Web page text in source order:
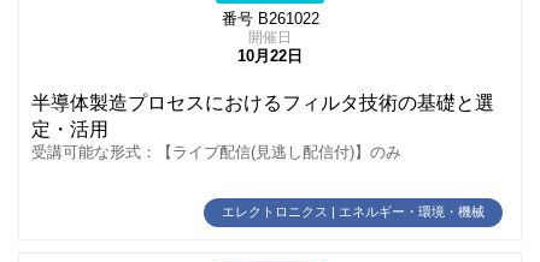
番号 B261022
開催日
10月22日
半導体製造プロセスにおけるフィルタ技術の基礎と選
定・活用
受講可能な形式：【ライブ配信(見逃し配信付)】のみ
エレクトロニクス | エネルギー・環境・機械